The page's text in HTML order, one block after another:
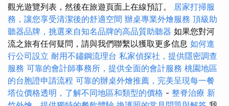
觀光遊覽列表，然後在旅遊頁面上在線預訂。 居家打掃服
務，讓您享受清潔後的舒適空間 辦桌專業外燴服務 頂級助
聽器品牌，挑選來自知名品牌的高品質助聽器 如果您對河
流之旅有任何疑問，請與我們聯繫以獲取更多信息 如何進
行公司設立 耐用不鏽鋼流理台 私家偵探社，提供隱密調查
服務 可靠的會計師事務所，提供全面的會計服務 桃園地區
的台胞證申請流程 可靠的辦桌外燴推薦，完美呈現每一餐
塔位價格透明，了解不同地區和類型的價格 - 整脊治療 新